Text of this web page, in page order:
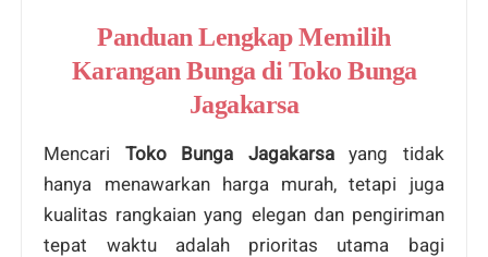
Panduan Lengkap Memilih
Karangan Bunga di Toko Bunga
Jagakarsa
Mencari Toko Bunga Jagakarsayang tidak
hanya menawarkan harga murah, tetapi juga
kualitas rangkaian yang elegan dan pengiriman
tepat waktu adalah prioritas utama bagi